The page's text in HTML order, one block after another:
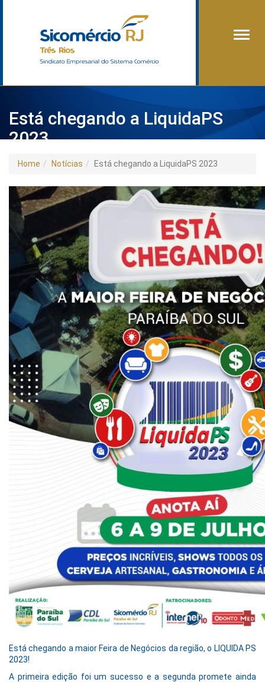
Está chegando a LiquidaPS
2023
Home Notícias Está chegando a LiquidaPS 2023
Está chegando a maior Feira de Negócios da região, o LIQUIDA PS
2023!
A primeira edição foi um sucesso e a segunda promete ainda